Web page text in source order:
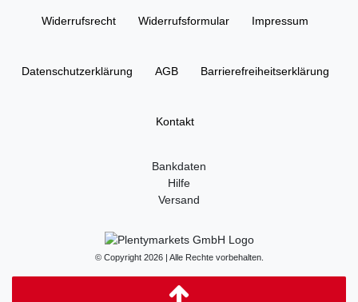
Widerrufs­recht Widerrufs­formular Impressum
Daten­schutz­erklärung AGB Barrierefreiheitserklärung
Kontakt
Bankdaten
Hilfe
Versand
© Copyright 2026 | Alle Rechte vorbehalten.